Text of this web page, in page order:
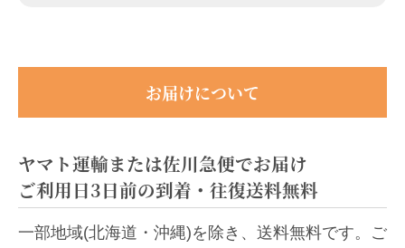
お届けについて
ヤマト運輸または佐川急便でお届け
ご利用日3日前の到着・往復送料無料
一部地域(北海道・沖縄)を除き、送料無料です。ご